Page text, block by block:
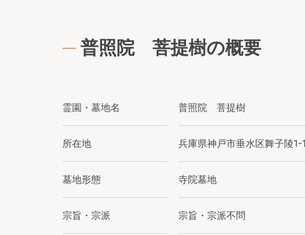
普照院 菩提樹の概要
霊園・墓地名 普照院 菩提樹
所在地 兵庫県神戸市垂水区舞子陵1-1
墓地形態 寺院墓地
宗旨・宗派 宗旨・宗派不問